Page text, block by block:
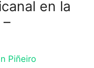
en la
Piñeiro